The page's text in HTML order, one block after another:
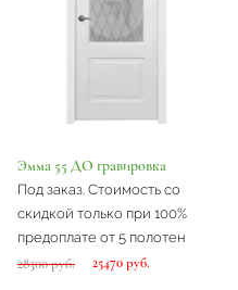
Эмма 55 ДО гравировка
Под заказ. Стоимость со
скидкой только при 100%
предоплате от 5 полотен
28300 руб. 25470 руб.